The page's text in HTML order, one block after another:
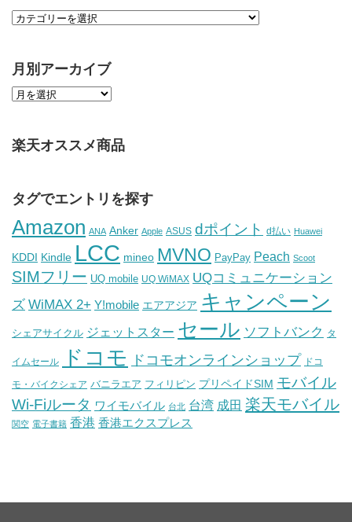
月別アーカイブ
楽天オススメ商品
タグでエントリを探す
Amazon ANA Anker Apple ASUS dポイント d払い Huawei
KDDI Kindle LCC mineo MVNO PayPay Peach Scoot
SIMフリー UQ mobile UQ WiMAX UQコミュニケーション
ズ WiMAX 2+ Y!mobile エアアジア キャンペーン
シェアサイクル ジェットスター セール ソフトバンク タ
イムセール ドコモ ドコモオンラインショップ ドコ
モ・バイクシェア バニラエア フィリピン プリペイドSIM モバイル
Wi-Fiルータ ワイモバイル 台北 台湾 成田 楽天モバイル
関空 電子書籍 香港 香港エクスプレス